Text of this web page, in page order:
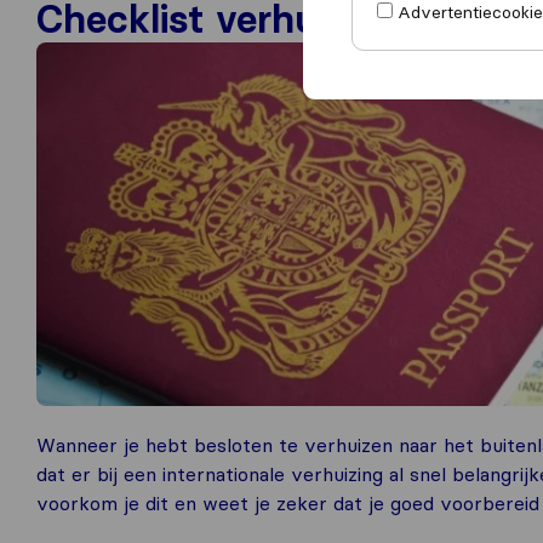
Checklist verhuizen naar
Wanneer je hebt besloten te verhuizen naar het
dat er bij een internationale verhuizing al snel
voorkom je dit en weet je zeker dat je goed